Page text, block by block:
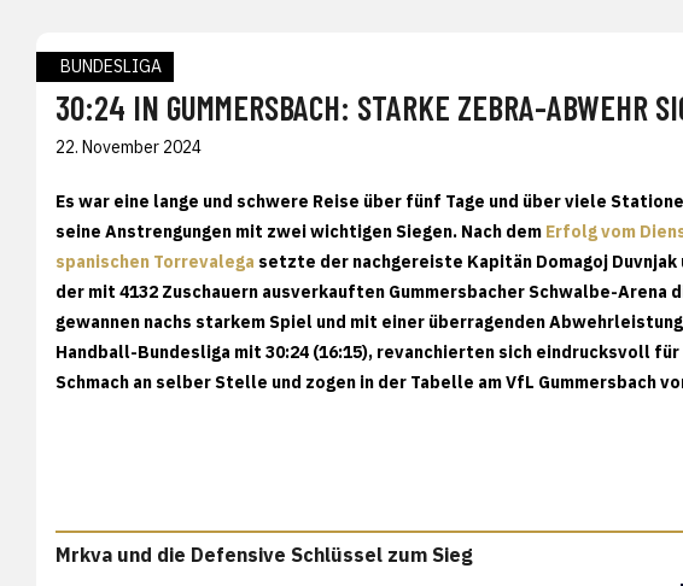
BUNDESLIGA
30:24 IN GUMMERSBACH: STARKE ZEBRA-ABWEHR
22. November 2024
Es war eine lange und schwere Reise über fünf Tage und über viele
seine Anstrengungen mit zwei wichtigen Siegen. Nach dem Erfolg vom
spanischen Torrevalega setzte der nachgereiste Kapitän Domagoj
der mit 4132 Zuschauern ausverkauften Gummersbacher Schwalbe-
gewannen nachs starkem Spiel und mit einer überragenden
Handball-Bundesliga mit 30:24 (16:15), revanchierten sich eindrucksvoll
Schmach an selber Stelle und zogen in der Tabelle am VfL Gummersbach
Mrkva und die Defensive Schlüssel zum Sieg